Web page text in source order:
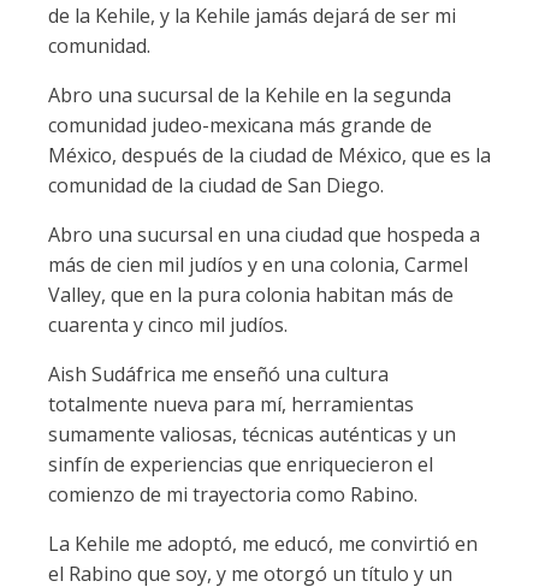
de la Kehile, y la Kehile jamás dejará de ser mi
comunidad.
Abro una sucursal de la Kehile en la segunda
comunidad judeo-mexicana más grande de
México, después de la ciudad de México, que es la
comunidad de la ciudad de San Diego.
Abro una sucursal en una ciudad que hospeda a
más de cien mil judíos y en una colonia, Carmel
Valley, que en la pura colonia habitan más de
cuarenta y cinco mil judíos.
Aish Sudáfrica me enseñó una cultura
totalmente nueva para mí, herramientas
sumamente valiosas, técnicas auténticas y un
sinfín de experiencias que enriquecieron el
comienzo de mi trayectoria como Rabino.
La Kehile me adoptó, me educó, me convirtió en
el Rabino que soy, y me otorgó un título y un